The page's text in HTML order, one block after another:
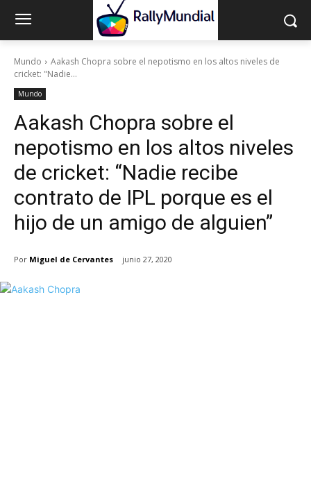
Mundo
Aakash Chopra sobre el nepotismo en los altos niveles de
cricket: "Nadie...
Mundo
Aakash Chopra sobre el
nepotismo en los altos niveles
de cricket: “Nadie recibe
contrato de IPL porque es el
hijo de un amigo de alguien”
Por Miguel de Cervantes junio 27, 2020